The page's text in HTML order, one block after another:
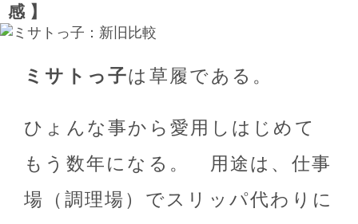
感】
ミサトっ子は草履である。
ひょんな事から愛用しはじめて
もう数年になる。 用途は、仕事
場（調理場）でスリッパ代わりに